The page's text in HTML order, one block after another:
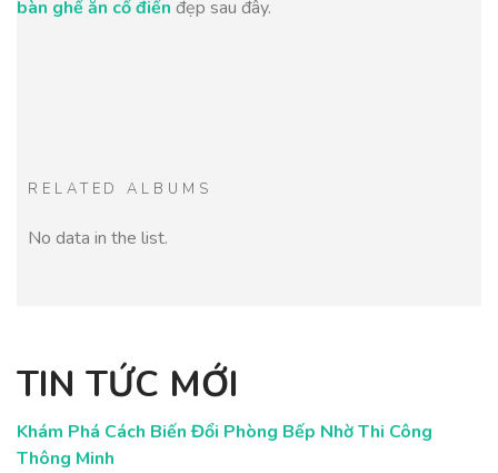
bàn ghế ăn cổ điển đẹp sau đây.
RELATED ALBUMS
No data in the list.
TIN TỨC MỚI
Khám Phá Cách Biến Đổi Phòng Bếp Nhờ Thi Công
Thông Minh